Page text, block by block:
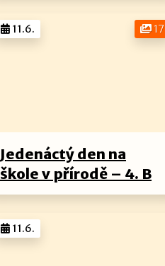
Jedenáctý den na
škole v přírodě – 4. B
17
11.6.
11.6.